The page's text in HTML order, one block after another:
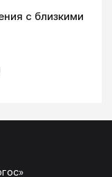
с близкими
»